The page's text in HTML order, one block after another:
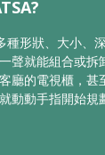
種形狀、大小、
聲就能組合或拆
廳的電視櫃，甚
動動手指開始規